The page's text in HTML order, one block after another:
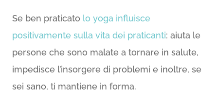
Se ben praticato lo yoga influisce
positivamente sulla vita dei praticanti: aiuta le
persone che sono malate a tornare in salute,
impedisce l’insorgere di problemi e inoltre, se
sei sano, ti mantiene in forma.